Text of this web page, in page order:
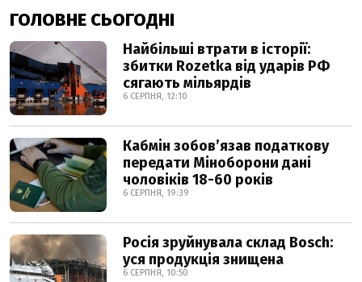
ГОЛОВНЕ СЬОГОДНІ
Найбільші втрати в історії:
збитки Rozetka від ударів РФ
сягають мільярдів
6 СЕРПНЯ, 12:10
Кабмін зобовʼязав податкову
передати Міноборони дані
чоловіків 18-60 років
6 СЕРПНЯ, 19:39
Росія зруйнувала склад Bosch:
уся продукція знищена
6 СЕРПНЯ, 10:50